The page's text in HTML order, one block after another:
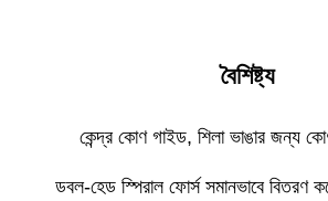
বৈশিষ্ট্য
কেন্দ্র কোণ গাইড, শিলা ভাঙার জন্য
ডবল-হেড স্পিরাল ফোর্স সমানভাবে বিতরণ